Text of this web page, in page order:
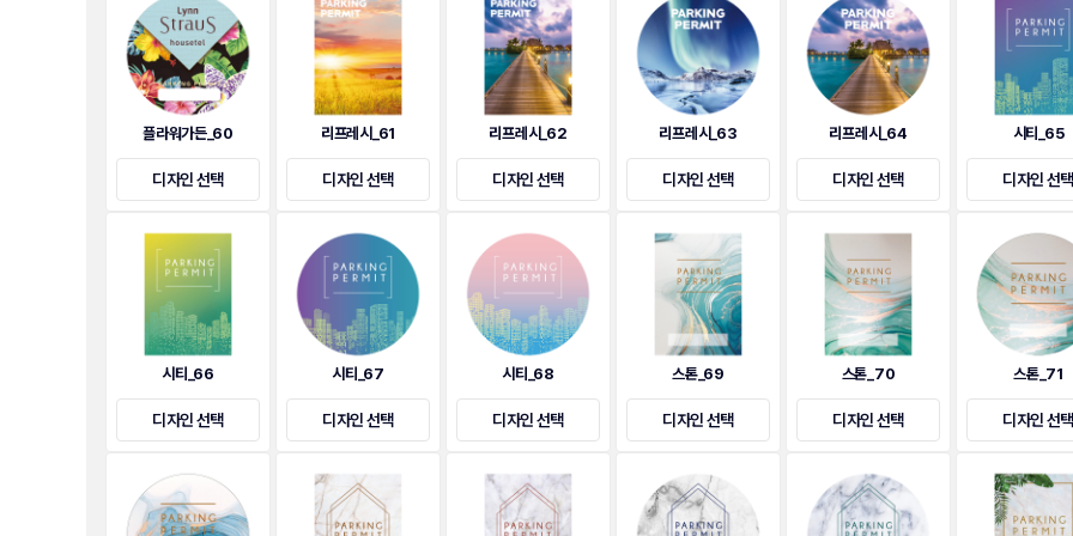
플라워가든_60
디자인 선택
리프레시_61
디자인 선택
리프레시_62
디자인 선택
리프레시_63
디자인 선택
리프레시_64
디자인 선택
시티_65
디자인 선택
시티_66
디자인 선택
시티_67
디자인 선택
시티_68
디자인 선택
스톤_69
디자인 선택
스톤_70
디자인 선택
스톤_71
디자인 선택